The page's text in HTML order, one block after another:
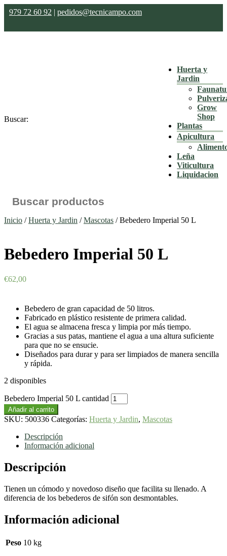
979 72 60 92 | pedidos@tecnicampo.com
Huerta y
Jardin
Grow
Shop
Plantas
Apicultura
Leña
Viticultura
Liquidacion
Buscar:
Inicio /Huerta y Jardin /Mascotas / Bebedero Imperial 50 L
Bebedero Imperial 50 L
€62,00
Bebedero de gran capacidad de 50 litros.
Fabricado en plástico resistente de primera calidad.
El agua se almacena fresca y limpia por más tiempo.
Gracias a sus patas, mantiene el agua a una altura suficiente
para que no se ensucie.
Diseñados para durar y para ser limpiados de manera sencilla
y rápida.
2 disponibles
Bebedero Imperial 50 L cantidad
Añadir al carrito
SKU: 500336 Categorías: Huerta y Jardin, Mascotas
Descripción
Información adicional
Descripción
Tienen un cómodo y novedoso diseño que facilita su llenado. A
diferencia de los bebederos de sifón son desmontables.
Información adicional
Peso 10 kg